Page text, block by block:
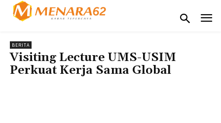
BERITA
Visiting Lecture UMS-USIM
Perkuat Kerja Sama Global